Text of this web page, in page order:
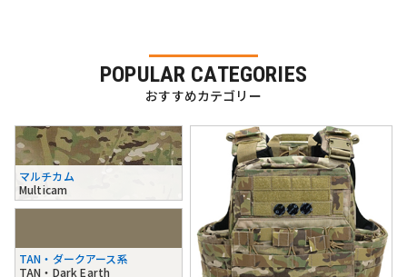
POPULAR CATEGORIES
おすすめカテゴリー
マルチカム
Multicam
TAN・ダークアース系
TAN・Dark Earth